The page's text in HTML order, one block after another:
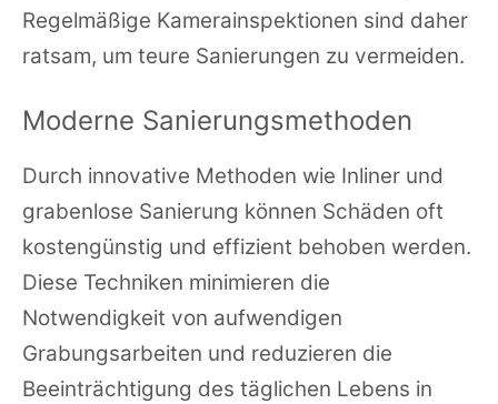
Regelmäßige Kamerainspektionen sind daher
ratsam, um teure Sanierungen zu vermeiden.
Moderne Sanierungsmethoden
Durch innovative Methoden wie Inliner und
grabenlose Sanierung können Schäden oft
kostengünstig und effizient behoben werden.
Diese Techniken minimieren die
Notwendigkeit von aufwendigen
Grabungsarbeiten und reduzieren die
Beeinträchtigung des täglichen Lebens in